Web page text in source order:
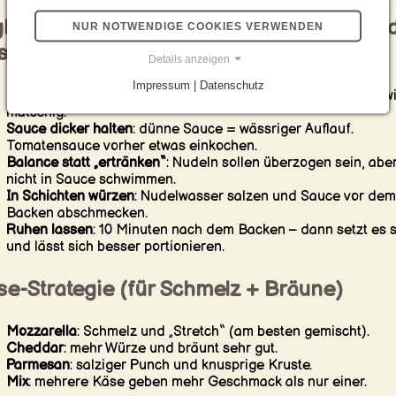
Value Tipps: so wird’s nicht matschig
Nudeln al dente kochen
: sie garen im Ofen nach – zu weich
matschig.
Sauce dicker halten: dünne Sauce = wässriger Auflauf.
Tomatensauce vorher etwas einkochen.
Balance statt „ertränken“: Nudeln sollen überzogen sein,
nicht in Sauce schwimmen.
In Schichten würzen: Nudelwasser salzen und Sauce vor dem
Backen abschmecken.
Ruhen lassen: 10 Minuten nach dem Backen – dann setzt es
und lässt sich besser portionieren.
Strategie (für Schmelz + Bräune)
Mozzarella: Schmelz und „Stretch“ (am besten gemischt).
Cheddar: mehr Würze und bräunt sehr gut.
Parmesan: salziger Punch und knusprige Kruste.
Mix: mehrere Käse geben mehr Geschmack als nur einer.
NUR NOTWENDIGE COOKIES VERWENDEN
Details anzeigen
Impressum | Datenschutz